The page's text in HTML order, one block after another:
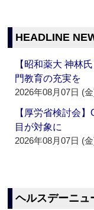
HEADLINE
【昭和薬大 神林
門教育の充実を
2026年08月07日 (
【厚労省検討会
目が対象に
2026年08月07日 (
ヘルスデーニュ